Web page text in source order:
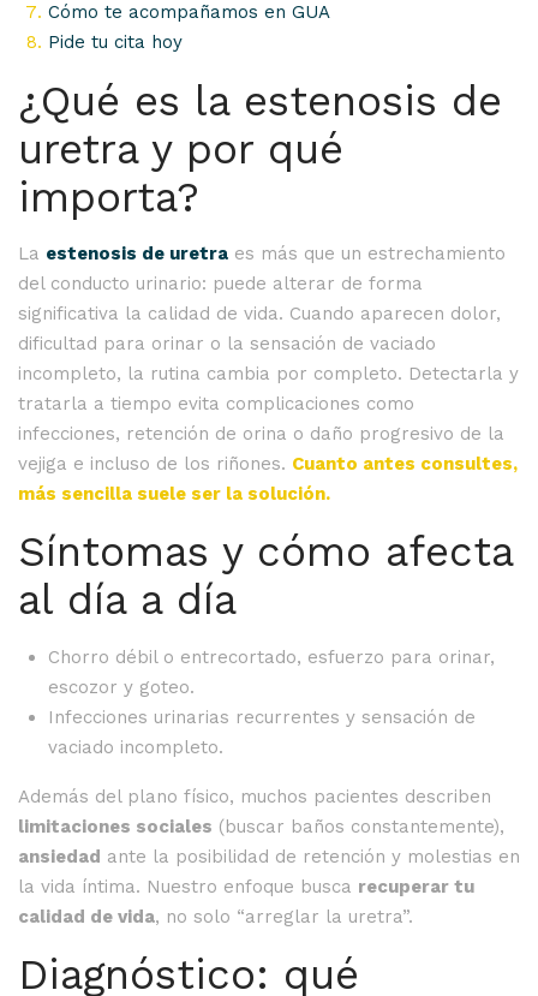
Cómo te acompañamos en GUA
Pide tu cita hoy
¿Qué es la estenosis de
uretra y por qué
importa?
La estenosis de uretra es más que un estrechamiento
del conducto urinario: puede alterar de forma
significativa la calidad de vida. Cuando aparecen dolor,
dificultad para orinar o la sensación de vaciado
incompleto, la rutina cambia por completo. Detectarla y
tratarla a tiempo evita complicaciones como
infecciones, retención de orina o daño progresivo de la
vejiga e incluso de los riñones. Cuanto antes consultes,
más sencilla suele ser la solución.
Síntomas y cómo afecta
al día a día
Chorro débil o entrecortado, esfuerzo para orinar,
escozor y goteo.
Infecciones urinarias recurrentes y sensación de
vaciado incompleto.
Además del plano físico, muchos pacientes describen
limitaciones sociales (buscar baños constantemente),
ansiedad ante la posibilidad de retención y molestias en
la vida íntima. Nuestro enfoque busca recuperar tu
calidad de vida, no solo “arreglar la uretra”.
Diagnóstico: qué